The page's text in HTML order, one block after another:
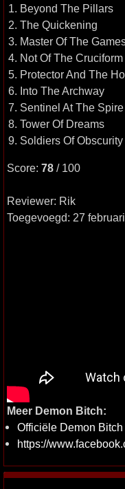
1. Beyond The Pillars
2. The Quickening
3. Master Of The
4. Not Of The Cruciform
5. Protector And The
6. Into The Archway
7. Sentinel At The Spire
8. Tower Of Dreams
9. Soldiers Of Obscurity
Score: 78 / 100
Reviewer: Rik
Toegevoegd: 27
Meer Demon Bitch:
Officiële Demon
https://